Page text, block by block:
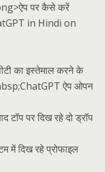
पर कैसे करें
in Hindi on
का इस्तेमाल करने के
ऐप ओपन
पर दिख रहे दो ड्रॉप
में दिख रहे प्रोफाइल